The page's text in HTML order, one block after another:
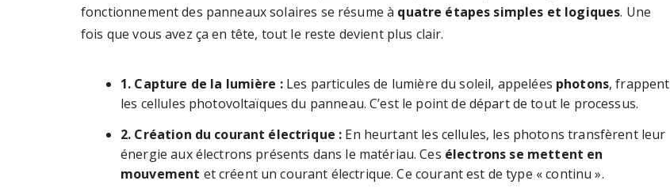
fonctionnement des panneaux solaires se résume à quatre étapes simples et logiques. Une
fois que vous avez ça en tête, tout le reste devient plus clair.
1. Capture de la lumière :Les particules de lumière du soleil, appelées photons, frappent
les cellules photovoltaïques du panneau. C’est le point de départ de tout le processus.
2. Création du courant électrique : En heurtant les cellules, les photons transfèrent leur
énergie aux électrons présents dans le matériau. Ces électrons se mettent en
mouvement et créent un courant électrique. Ce courant est de type « continu ».